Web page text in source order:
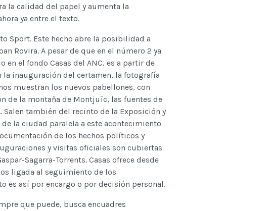
la calidad del papel y aumenta la
ya entre el texto.
Sport. Este hecho abre la posibilidad a
Rovira. A pesar de que en el número 2 ya
el fondo Casas del ANC, es a partir de
la inauguración del certamen, la fotografía
muestran los nuevos pabellones, con
de la montaña de Montjuïc, las fuentes de
también del recinto de la Exposición y
la ciudad paralela a este acontecimiento
de los hechos políticos y
y visitas oficiales son cubiertas
Sagarra-Torrents. Casas ofrece desde
ligada al seguimiento de los
es así por encargo o por decisión personal.
que puede, busca encuadres